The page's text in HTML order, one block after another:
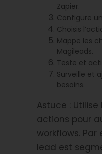
Zapier.
Configure
Choisis
Mappe les
Magileads.
Teste et
Surveille et
besoins.
Astuce :
actions pour
workflows. Par
lead est